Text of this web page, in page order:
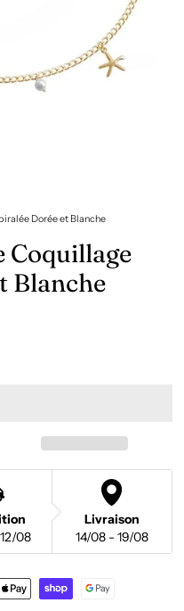
Dorée et Blanche
Coquillage
Blanche
08
Livraison
14/08 - 19/08